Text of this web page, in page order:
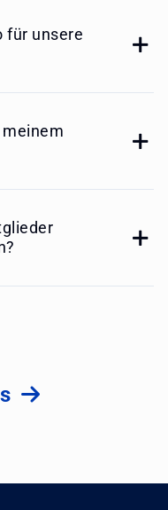
für unsere